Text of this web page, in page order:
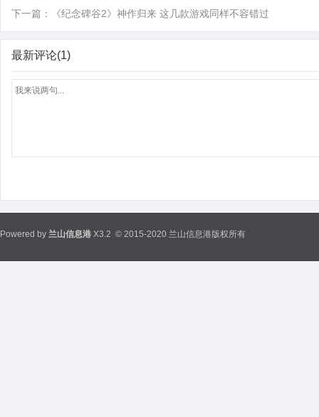
下一篇： 《纪念碑谷2》神作归来 这几款游戏同样不容错过
最新评论(1)
Powered by 兰山信息港 X3.2 © 2015-2020 兰山信息港版权所有